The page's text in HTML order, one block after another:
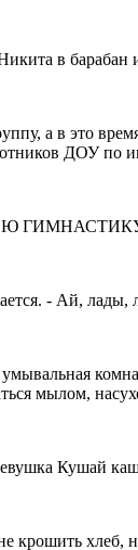
в барабан
а в это
ДОУ по
- Ай,
мылом,
Кушай
хлеб,